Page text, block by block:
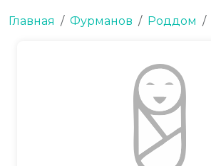
Главная Фурманов Роддом